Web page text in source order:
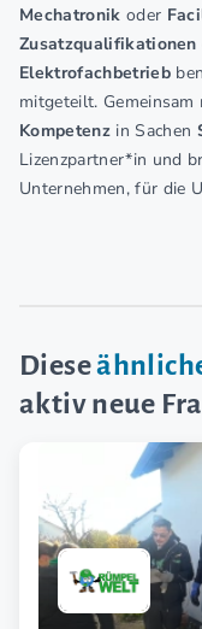
Mechatronik oder
Zusatzqualifikationen
Elektrofachbetrieb
mitgeteilt. Gemeinsam
Kompetenz in Sachen
Lizenzpartner*in und
Unternehmen, für die
Diese
aktiv neue